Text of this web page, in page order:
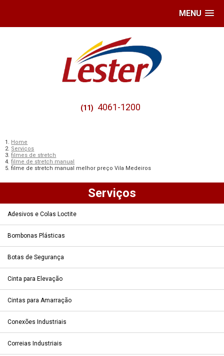
MENU
(11) 4061-1200
Home
Serviços
filmes de stretch
filme de stretch manual
filme de stretch manual melhor preço Vila Medeiros
Serviços
Adesivos e Colas Loctite
Bombonas Plásticas
Botas de Segurança
Cinta para Elevação
Cintas para Amarração
Conexões Industriais
Correias Industriais